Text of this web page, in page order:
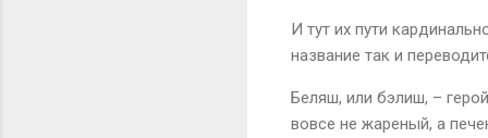
И тут их пути
название так и
Беляш, или бэлиш, –
вовсе не жареный, а